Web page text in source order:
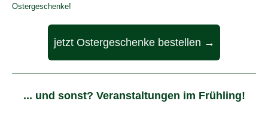
Ostergeschenke!
jetzt Ostergeschenke bestellen →
... und sonst? Veranstaltungen im Frühling!